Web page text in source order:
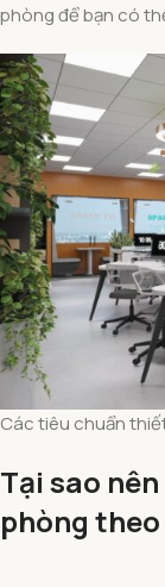
phòng để bạn có
Các tiêu chuẩn
Tại sao
phòng